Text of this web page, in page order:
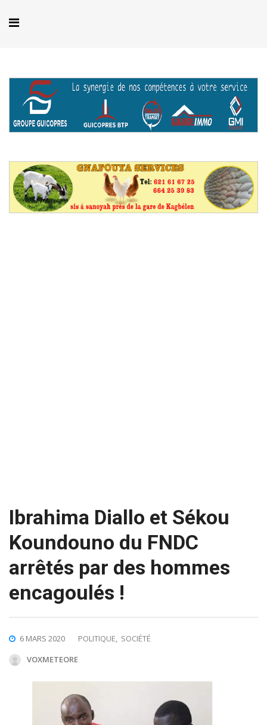
Ibrahima Diallo et Sékou
Koundouno du FNDC
arrêtés par des hommes
encagoulés !
6 MARS 2020 POLITIQUE, SOCIÉTÉ
VOXMETEORE